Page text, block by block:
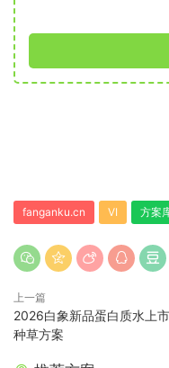
fanganku.cn VI 方案
上一篇
2026白象新品蛋白质水上
种草方案